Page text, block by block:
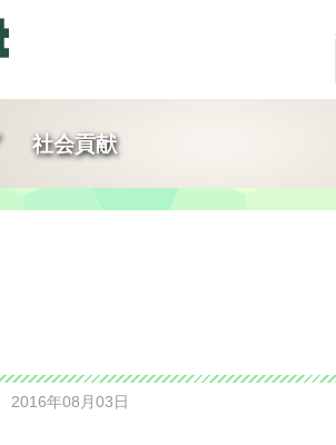
社会貢献
2016年08月03日